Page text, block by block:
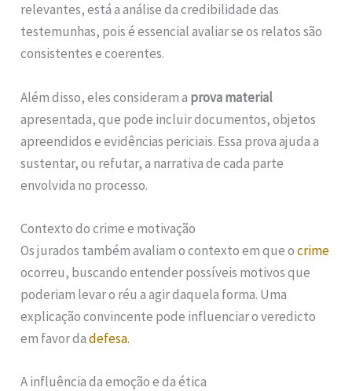
relevantes, está a análise da credibilidade das
testemunhas, pois é essencial avaliar se os relatos são
consistentes e coerentes.
Além disso, eles consideram a prova material
apresentada, que pode incluir documentos, objetos
apreendidos e evidências periciais. Essa prova ajuda a
sustentar, ou refutar, a narrativa de cada parte
envolvida no processo.
Contexto do crime e motivação
Os jurados também avaliam o contexto em que ocrime
ocorreu, buscando entender possíveis motivos que
poderiam levar o réu a agir daquela forma. Uma
explicação convincente pode influenciar o veredicto
em favor dadefesa.
A influência da emoção e da ética